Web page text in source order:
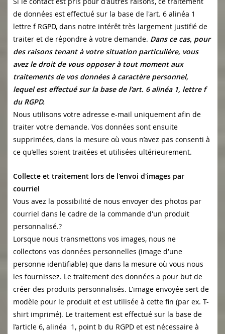
de données est effectué sur la base de l'art. 6 alinéa 1
lettre f RGPD, dans notre intérêt très largement justifié de
traiter et de répondre à votre demande. Dans ce cas, pour
des raisons tenant à votre situation particulière, vous
avez le droit de vous opposer à tout moment aux
traitements de vos données à caractère personnel,
lequel est effectué sur la base de l’art. 6 alinéa 1, lettre f
du RGPD.
Nous utilisons votre adresse e-mail uniquement afin de
traiter votre demande. Vos données sont ensuite
supprimées, dans la mesure où vous n’avez pas consenti à
ce qu’elles soient traitées et utilisées ultérieurement.
Collecte et traitement lors de l'envoi d'images par
courriel
Vous avez la possibilité de nous envoyer des photos par
courriel dans le cadre de la commande d'un produit
personnalisé.?
Lorsque nous transmettons vos images, nous ne
collectons vos données personnelles (image d'une
personne identifiable) que dans la mesure où vous nous
les fournissez. Le traitement des données a pour but de
créer des produits personnalisés. L'image envoyée sert de
modèle pour le produit et est utilisée à cette fin (par ex. T-
shirt imprimé). Le traitement est effectué sur la base de
l’article 6, alinéa 1, point b du RGPD et est nécessaire à